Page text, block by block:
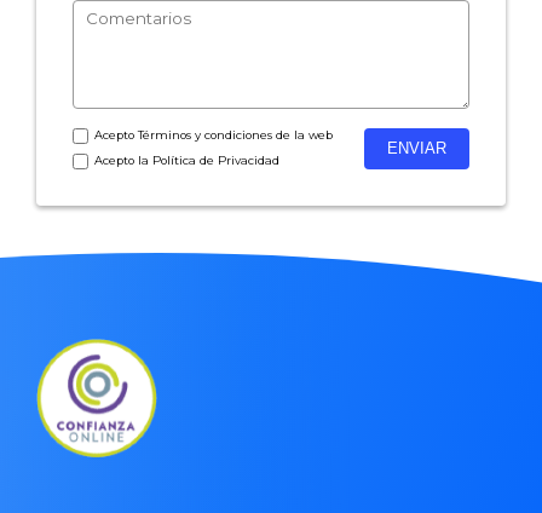
AceptoTérminos y condicionesde la web
Acepto la Política de Privacidad